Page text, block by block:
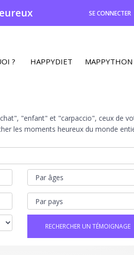
SE CONNECTER
? HAPPYDIET MAPPYTHON
"enfant" et "carpaccio", ceux de
les moments heureux du monde